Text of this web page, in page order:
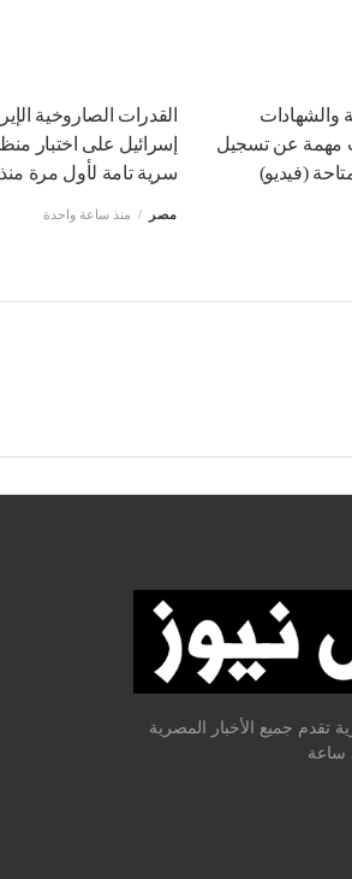
والشهادات
معلومات مهمة عن تسجيل
(فيديو)
القدرات الصاروخية
إسرائيل على اختبار
سرية تامة لأول مرة منذ 25
مصر منذ ساعة واحدة
تقدم جميع الأخبار المصرية